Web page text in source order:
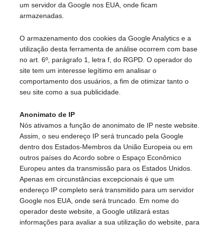
um servidor da Google nos EUA, onde ficam
armazenadas.
O armazenamento dos cookies da Google Analytics e a
utilização desta ferramenta de análise ocorrem com base
no art. 6º, parágrafo 1, letra f, do RGPD. O operador do
site tem um interesse legítimo em analisar o
comportamento dos usuários, a fim de otimizar tanto o
seu site como a sua publicidade.
Anonimato de IP
Nós ativamos a função de anonimato de IP neste website.
Assim, o seu endereço IP será truncado pela Google
dentro dos Estados-Membros da União Europeia ou em
outros países do Acordo sobre o Espaço Econômico
Europeu antes da transmissão para os Estados Unidos.
Apenas em circunstâncias excepcionais é que um
endereço IP completo será transmitido para um servidor
Google nos EUA, onde será truncado. Em nome do
operador deste website, a Google utilizará estas
informações para avaliar a sua utilização do website, para